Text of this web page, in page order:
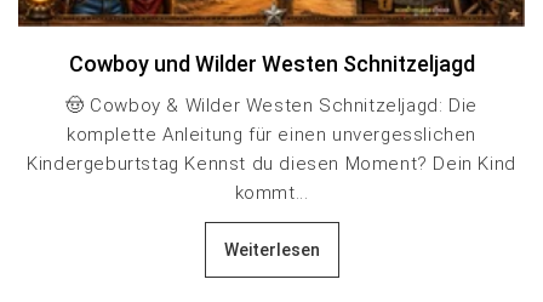
Cowboy und Wilder Westen Schnitzeljagd
🤠 Cowboy & Wilder Westen Schnitzeljagd: Die
komplette Anleitung für einen unvergesslichen
Kindergeburtstag Kennst du diesen Moment? Dein Kind
kommt...
Weiterlesen